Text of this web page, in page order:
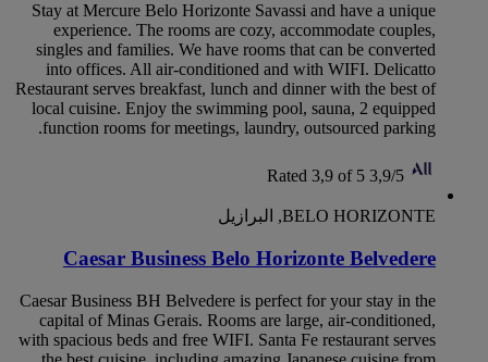
Stay at Mercure Belo Horizonte Savassi and have a unique
experience. The rooms are cozy, accommodate couples,
singles and families. We have rooms that can be converted
into offices. All air-conditioned and with WIFI. Delicatto
Restaurant serves breakfast, lunch and dinner with the best of
local cuisine. Enjoy the swimming pool, sauna, 2 equipped
function rooms for meetings, laundry, outsourced parking.
3,9/5
Rated 3,9 of 5
BELO HORIZONTE, البرازيل
Caesar Business Belo Horizonte Belvedere
Caesar Business BH Belvedere is perfect for your stay in the
capital of Minas Gerais. Rooms are large, air-conditioned,
with spacious beds and free WIFI. Santa Fe restaurant serves